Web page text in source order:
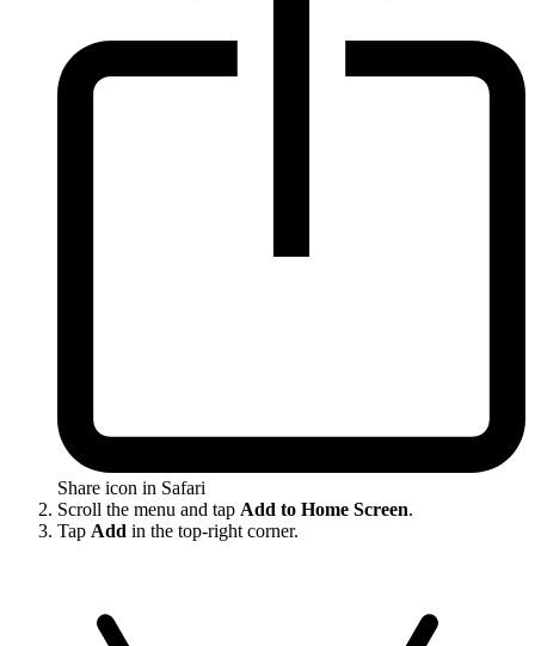
Share icon in Safari
Scroll the menu and tap Add to Home Screen.
Tap Add in the top-right corner.